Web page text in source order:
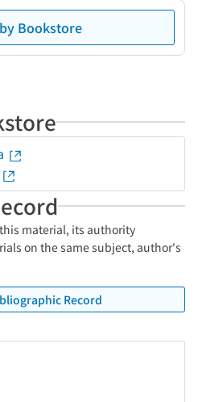
Bookstore
material, its authority
on the same subject, author's
Record